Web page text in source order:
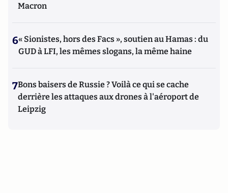
Macron
6« Sionistes, hors des Facs », soutien au Hamas : du
GUD à LFI, les mêmes slogans, la même haine
7Bons baisers de Russie ? Voilà ce qui se cache
derrière les attaques aux drones à l'aéroport de
Leipzig